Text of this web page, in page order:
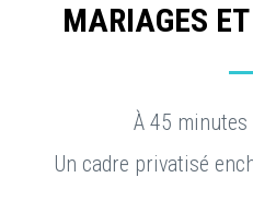
MARIAGES
À 45 minutes
Un cadre privatisé